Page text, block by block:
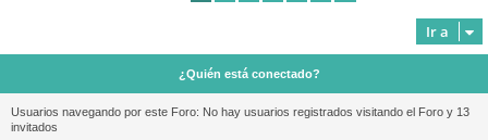
Ir a
¿Quién está conectado?
Usuarios navegando por este Foro: No hay usuarios registrados visitando el Foro y 13
invitados